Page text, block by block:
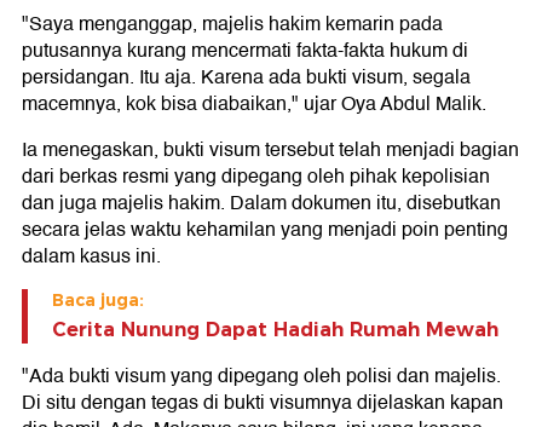
"Saya menganggap, majelis hakim kemarin pada
putusannya kurang mencermati fakta-fakta hukum di
persidangan. Itu aja. Karena ada bukti visum, segala
macemnya, kok bisa diabaikan," ujar Oya Abdul Malik.
Ia menegaskan, bukti visum tersebut telah menjadi bagian
dari berkas resmi yang dipegang oleh pihak kepolisian
dan juga majelis hakim. Dalam dokumen itu, disebutkan
secara jelas waktu kehamilan yang menjadi poin penting
dalam kasus ini.
Baca juga:
Cerita Nunung Dapat Hadiah Rumah Mewah
"Ada bukti visum yang dipegang oleh polisi dan majelis.
Di situ dengan tegas di bukti visumnya dijelaskan kapan